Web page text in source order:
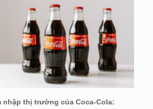
nhập thị trường của Coca-Cola: